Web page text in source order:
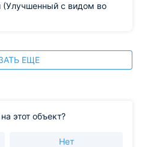
с видом во
ЕЩЕ
этот объект?
Нет